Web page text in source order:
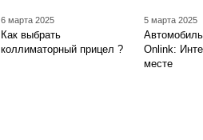
6 марта 2025
Как выбрать
коллиматорный прицел ?
5 марта 2025
Onlink:
месте